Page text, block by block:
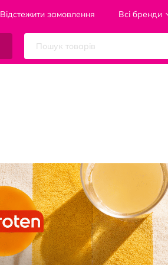
Відстежити замовлення Всі бренди